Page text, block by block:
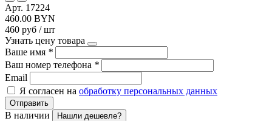
Арт. 17224
460.00 BYN
460 руб / шт
Узнать цену товара
Ваше имя *
Ваш номер телефона *
Email
Я согласен на обработку персональных данных
Отправить
В наличии Нашли дешевле?